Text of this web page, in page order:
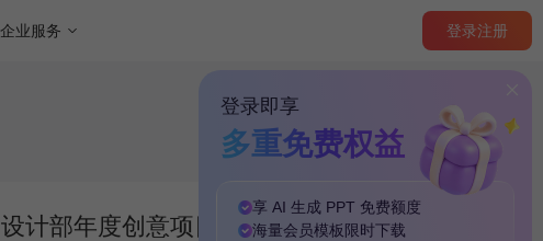
企业服务 登录注册
登录即享
多重免费权益
享 AI 生成 PPT 免费额度
海量会员模板 限时下载
设计部年度创意项目成果展示汇报PPT